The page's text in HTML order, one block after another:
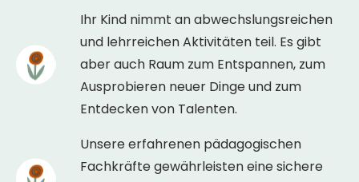
Ihr Kind nimmt an abwechslungsreichen
und lehrreichen Aktivitäten teil. Es gibt
aber auch Raum zum Entspannen, zum
Ausprobieren neuer Dinge und zum
Entdecken von Talenten.
Unsere erfahrenen pädagogischen
Fachkräfte gewährleisten eine sichere